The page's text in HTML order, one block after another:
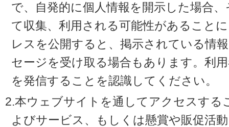
で、自発的に個人情報を開示した場合
て収集、利用される可能性があること
レスを公開すると、掲示されている情
セージを受け取る場合もあります。利
を発信することを認識してください。
2.本ウェブサイトを通してアクセスする
よびサービス、もしくは懸賞や販促活